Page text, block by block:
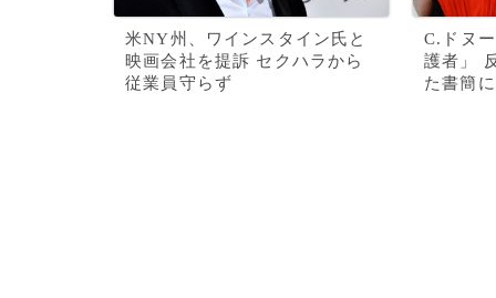
米NY州、ワインスタイン氏と
映画会社を提訴 セクハラから
従業員守らず
C.ドヌ
護者」
た書簡